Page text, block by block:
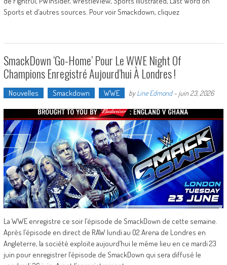
Sports et d'autres sources. Pour voir Smackdown, cliquez
SmackDown ‘Go-Home’ Pour Le WWE Night Of
Champions Enregistré Aujourd’hui À Londres !
Nouvelles Smackdown WWE byLine Edmond- juin 23, 2026
La WWE enregistre ce soir l’épisode de SmackDown de cette semaine.
Après l’épisode en direct de RAW lundi au O2 Arena de Londres en
Angleterre, la société exploite aujourd’hui le même lieu en ce mardi 23
juin pour enregistrer l’épisode de SmackDown qui sera diffusé le